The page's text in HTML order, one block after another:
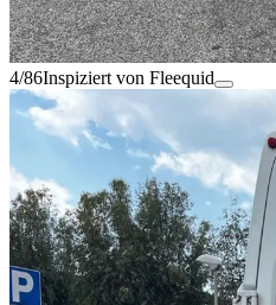
4/86Inspiziert von Fleequid